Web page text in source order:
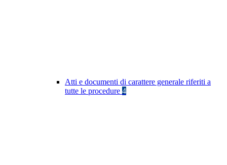
Atti e documenti di carattere generale riferiti a
tutte le procedure 4